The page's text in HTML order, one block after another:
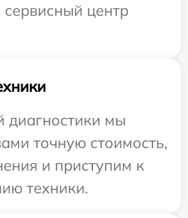
центр
диагностики мы
точную стоимость,
и приступим к
техники.